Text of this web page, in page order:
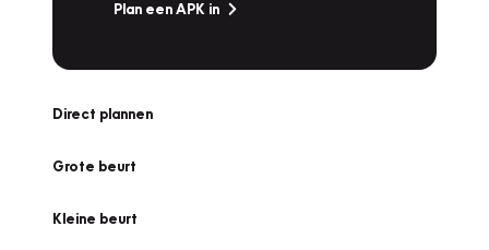
Plan een APK in
Direct plannen
Grote beurt
Kleine beurt